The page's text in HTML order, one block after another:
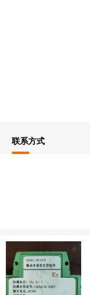
联系方式